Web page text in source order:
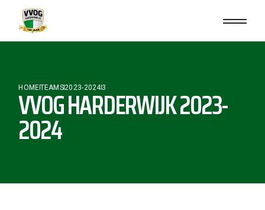
HOMETEAMS2023-20243
VVOG HARDERWIJK 2023-
2024